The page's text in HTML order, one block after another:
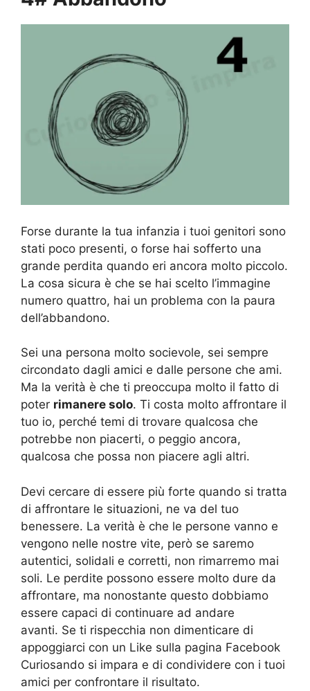
Forse durante la tua infanzia i tuoi genitori sono
stati poco presenti, o forse hai sofferto una
grande perdita quando eri ancora molto piccolo.
La cosa sicura è che se hai scelto l’immagine
numero quattro, hai un problema con la paura
dell’abbandono.
Sei una persona molto socievole, sei sempre
circondato dagli amici e dalle persone che ami.
Ma la verità è che ti preoccupa molto il fatto di
poter rimanere solo. Ti costa molto affrontare il
tuo io, perché temi di trovare qualcosa che
potrebbe non piacerti, o peggio ancora,
qualcosa che possa non piacere agli altri.
Devi cercare di essere più forte quando si tratta
di affrontare le situazioni, ne va del tuo
benessere. La verità è che le persone vanno e
vengono nelle nostre vite, però se saremo
autentici, solidali e corretti, non rimarremo mai
soli. Le perdite possono essere molto dure da
affrontare, ma nonostante questo dobbiamo
essere capaci di continuare ad andare
avanti. Se ti rispecchia non dimenticare di
appoggiarci con un Like sulla pagina Facebook
Curiosando si impara e di condividere con i tuoi
amici per confrontare il risultato.